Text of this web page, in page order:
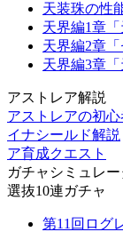
天装珠の性
天界編1章「
天界編2章「
天界編3章
アストレア解説
アストレアの初
イナシールド解説
ア育成クエスト
ガチャシミュレー
選抜10連ガチャ
第11回ログ